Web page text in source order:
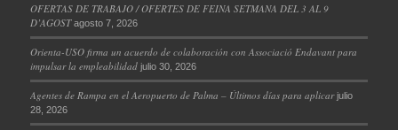
OFERTAS DE TRABAJO / OFERTES DE FEINA SETMANA DEL 3 AL 9
D’AGOST agosto 7, 2026
Orienta-USO firma un acuerdo de colaboración con Associació Endavant para
impulsar la empleabilidad julio 30, 2026
Agentes de Rampa en el Aeropuerto de Palma – Últimos días para aplicar julio
28, 2026